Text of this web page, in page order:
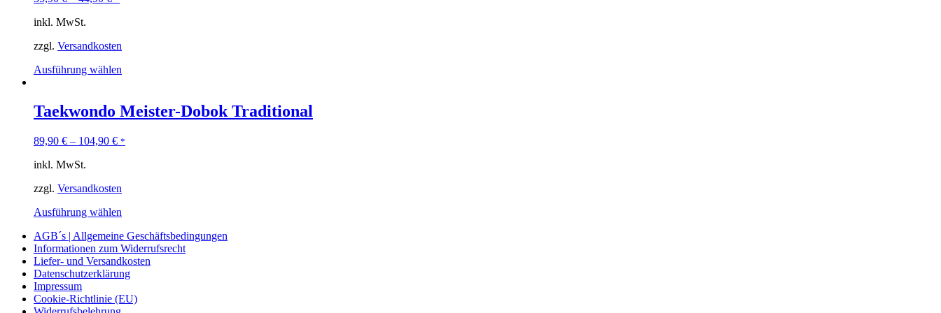
inkl. MwSt.
zzgl. Versandkosten
Ausführung wählen
Taekwondo Meister-Dobok Traditional
89,90 € – 104,90 € *
inkl. MwSt.
zzgl. Versandkosten
Ausführung wählen
AGB´s | Allgemeine Geschäftsbedingungen
Informationen zum Widerrufsrecht
Liefer- und Versandkosten
Datenschutzerklärung
Impressum
Cookie-Richtlinie (EU)